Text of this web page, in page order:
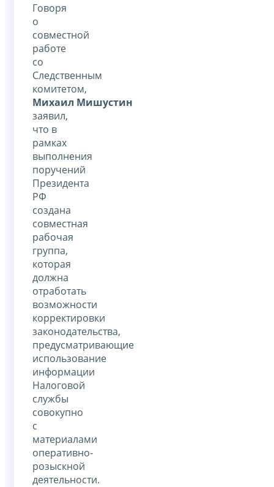
Говоря
о
совместной
работе
со
Следственным
комитетом,
Михаил Мишустин
заявил,
что в
рамках
выполнения
поручений
Президента
РФ
создана
совместная
рабочая
группа,
которая
должна
отработать
возможности
корректировки
законодательства,
предусматривающие
использование
информации
Налоговой
службы
совокупно
с
материалами
оперативно-
розыскной
деятельности.